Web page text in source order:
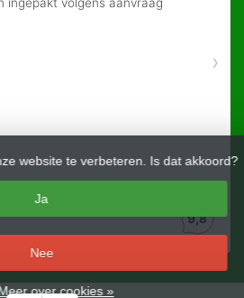
website te verbeteren. Is dat akkoord?
Ja
Nee
over cookies »